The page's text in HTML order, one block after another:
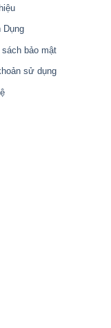
Dụng
sách bảo mật
sử dụng